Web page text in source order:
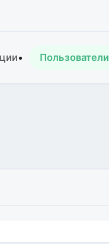
Пользователи